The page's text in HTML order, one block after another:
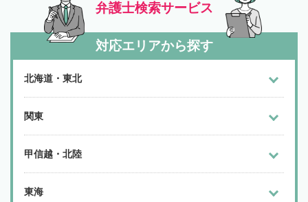
弁護士検索サービス
対応エリアから探す
北海道・東北
関東
甲信越・北陸
東海